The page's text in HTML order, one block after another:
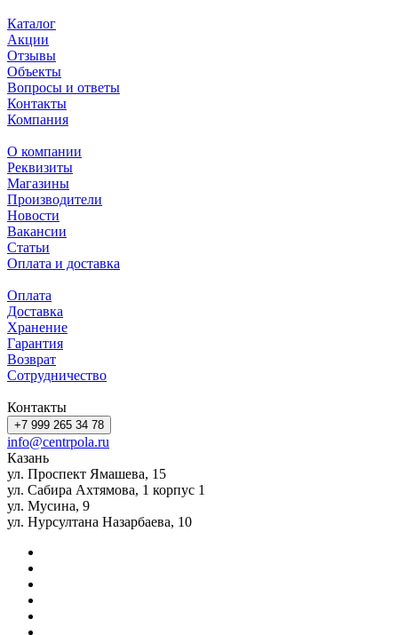
Каталог
Акции
Отзывы
Объекты
Вопросы и ответы
Контакты
Компания
О компании
Реквизиты
Магазины
Производители
Новости
Вакансии
Статьи
Оплата и доставка
Оплата
Доставка
Хранение
Гарантия
Возврат
Сотрудничество
Контакты
+7 999 265 34 78
info@centrpola.ru
Казань
ул. Проспект Ямашева, 15
ул. Сабира Ахтямова, 1 корпус 1
ул. Мусина, 9
ул. Нурсултана Назарбаева, 10